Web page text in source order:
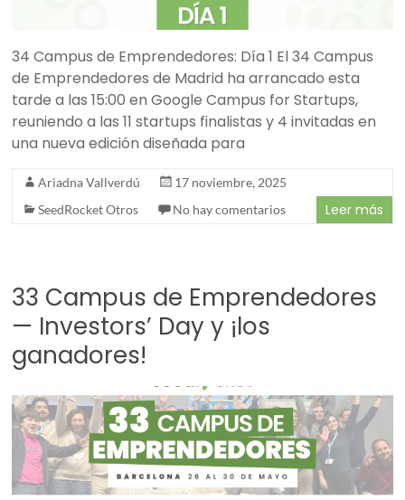
34 Campus de Emprendedores: Día 1 El 34 Campus
de Emprendedores de Madrid ha arrancado esta
tarde a las 15:00 en Google Campus for Startups,
reuniendo a las 11 startups finalistas y 4 invitadas en
una nueva edición diseñada para
Ariadna Vallverdú
17 noviembre, 2025
SeedRocket Otros
No hay comentarios Leer más
33 Campus de Emprendedores
— Investors’ Day y ¡los
ganadores!